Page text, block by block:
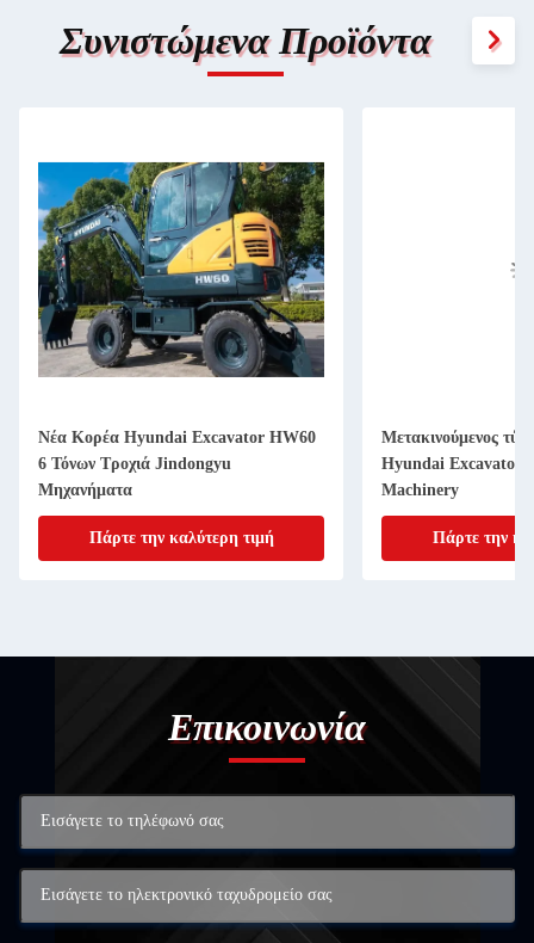
Συνιστώμενα Προϊόντα
Νέα Κορέα Hyundai Excavator HW60
6 Τόνων Τροχιά Jindongyu
Μηχανήματα
Πάρτε την καλύτερη τιμή
Μετακινούμενος
Hyundai Excavator
Machinery
Πάρτε την
Επικοινωνία